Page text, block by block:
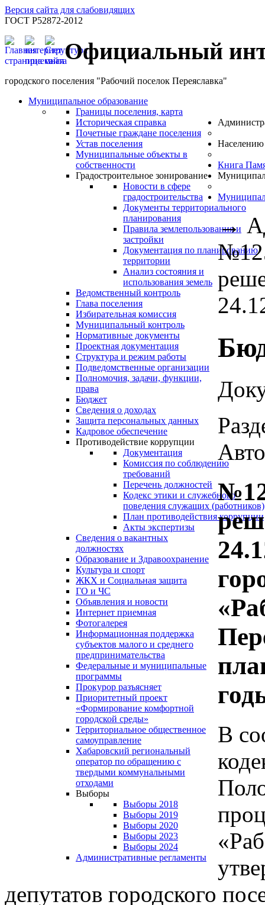
Версия сайта для слабовидящих
ГОСТ Р52872-2012
Официальный
городского поселения "Рабочий поселок Переяславка"
Муниципальное образование
Границы поселения, карта
Историческая справка
Почетные граждане поселения
Устав поселения
Муниципальные объекты в
собственности
Градостроительное зонирование
Новости в сфере
градостроительства
Документы территориального
планирования
Правила землепользования и
застройки
Документация по планированию
территории
Анализ состояния и
использования земель
Ведомственный контроль
Глава поселения
Избирательная комиссия
Муниципальный контроль
Нормативные документы
Проектная документация
Структура и режим работы
Подведомственные организации
Полномочия, задачи, функции,
права
Бюджет
Сведения о доходах
Защита персональных данных
Кадровое обеспечение
Противодействие коррупции
Документация
Комиссия по соблюдению
требований
Перечень должностей
Кодекс этики и служебного
поведения служащих (работников)
План противодействия коррупции
Акты экспертизы
Сведения о вакантных
должностях
Населению
Образование и Здравоохранение
Культура и спорт
ЖКХ и Социальная защита
ГО и ЧС
Объявления и новости
Интернет приемная
Фотогалерея
Информационная поддержка
субъектов малого и среднего
предпринимательства
Федеральные и муниципальные
программы
Прокурор разъясняет
Приоритетный проект
«Формирование комфортной
городской среды»
Территориальное общественное
самоуправление
Хабаровский региональный
оператор по обращению с
твердыми коммунальными
отходами
Выборы
Выборы 2018
Выборы 2019
Выборы 2020
Выборы 2023
Выборы 2024
Книга
Административные регламенты
→
В
депутатов городского